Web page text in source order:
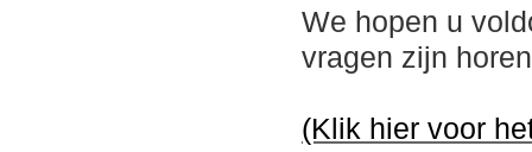
We hopen u
vragen zijn
(Klik hier voor